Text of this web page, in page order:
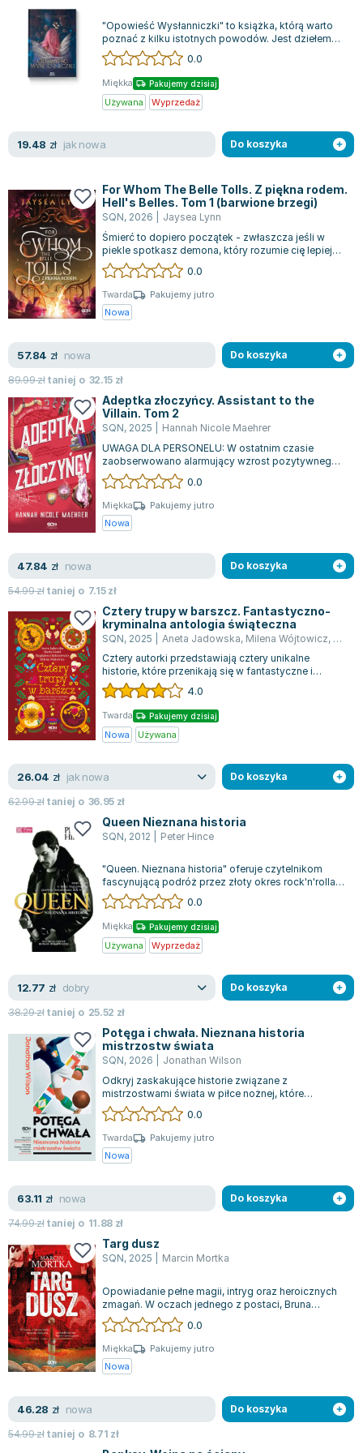
Książki o naukach politycznych dla studentów
Książki do nauk przyrodniczych dla studentów
Książki do nauk społecznych dla studentów
Książki do nauk ścisłych dla studentów
Prawo - książki dla studentów
Zarządzanie i marketing - książki
Podręczniki dla nauczycieli - metodyka
Repetytoria, testy i materiały pomocnicze
Bolesław Prus
Clive Cussler
Wanda Chotomska
Józef Ignacy Kraszewski
Clive Staples Lewis
Melissa De la Cruz
Jaś Kapela
Agatha Christie
Witold Gadowski
Jan Pietrzak
Marcin Kowalczyk
Piotr Zychowicz
Joanna Jabłczyńska
Jan Piński
Zygmunt Freud
Agata Passent
Michel Moran
Maciej Orłoś
Jo Nesbo
Katarzyna Miller
Antoine de Saint Exupery
Lew Tołstoj
Marcin Meller
Paulina Młynarska
ks. Piotr Pawlukiewicz
Jarosław Sokołowski
Piotr Latocha
Michael Scott
Piotr Semka
Jarosław Iwaszkiewicz
Joseph Murphy
Aleksander Puszkin
Oscar Wilde
Małgorzata Ohme
Maddie Ziegler
Leszek Czarnecki
Joanna Racewicz
Maria Seweryn
Janina Zającówna
Eric Helms
Nela Mała Reporterka
Agnieszka Maciąg
Barbara Wrzesińska
Terry Pratchett
Virginia Woolf
Lorraine Warren
Ajahn Brahm
Lucinda Riley
Jacek Walkiewicz
"Opowieść Wysłanniczki" to książka, którą warto
poznać z kilku istotnych powodów. Jest dziełem
pisarskim Angel of Books, wschodząc...
0.0
Miękka Pakujemy dzisiaj
Używana Wyprzedaż
19.48 zł jak nowa Do koszyka
For Whom The Belle Tolls. Z piękna rodem.
Hell's Belles. Tom 1 (barwione brzegi)
SQN, 2026
Jaysea Lynn
Śmierć to dopiero początek - zwłaszcza jeśli w
piekle spotkasz demona, który rozumie cię lepiej
niż ktokolwiek za życia.Lily nie p...
0.0
Twarda
Pakujemy jutro
Nowa
57.84 zł nowa
89.99złtaniej o 32.15 zł
Do koszyka
Adeptka złoczyńcy. Assistant to the
Villain. Tom 2
SQN, 2025
Hannah Nicole Maehrer
UWAGA DLA PERSONELU: W ostatnim czasie
zaobserwowano alarmujący wzrost pozytywnego
nastawienia, witalności oraz ogólnego optymizmu...
0.0
Miękka
Pakujemy jutro
Nowa
47.84 zł nowa
54.99złtaniej o 7.15zł
Do koszyka
Cztery trupy w barszcz. Fantastyczno-
kryminalna antologia świąteczna
SQN, 2025 Aneta Jadowska, Milena Wójtowicz, Marta
Cztery autorki przedstawiają cztery unikalne
historie, które przenikają się w fantastyczne i
kryminalne klimaty. Na pierwszy plan...
4.0
Twarda Pakujemy dzisiaj
Nowa Używana
26.04 zł jak nowa
62.99złtaniej o 36.95 zł
Do koszyka
Queen Nieznana historia
SQN, 2012 Peter Hince
"Queen. Nieznana historia" oferuje czytelnikom
fascynującą podróż przez złoty okres rock'n'rolla,
widziany od kulis sceny, poprzez...
0.0
Miękka Pakujemy dzisiaj
Używana Wyprzedaż
12.77 zł dobry
38.29złtaniej o 25.52 zł
Do koszyka
Potęga i chwała. Nieznana historia
mistrzostw świata
SQN, 2026
Jonathan Wilson
Odkryj zaskakujące historie związane z
mistrzostwami świata w piłce nożnej, które
wykraczają daleko poza sam sport. Czy
wiedziałeś...
0.0
Twarda
Pakujemy jutro
Nowa
63.11 zł nowa
74.99złtaniej o 11.88 zł
Do koszyka
Targ dusz
SQN, 2025 Marcin Mortka
Opowiadanie pełne magii, intryg oraz heroicznych
zmagań. W oczach jednego z postaci, Bruna
Scozziego, można dostrzec wojnę, a jego...
0.0
Miękka
Pakujemy jutro
Nowa
46.28 zł nowa
54.99złtaniej o 8.71 zł
Do koszyka